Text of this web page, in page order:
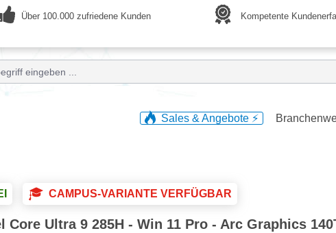
Über 100.000 zufriedene Kunden Kompetente
Sales & Angebote ⚡️
CAMPUS-VARIANTE VERFÜGBAR
Ultra 9 285H - Win 11 Pro - Arc Graphics